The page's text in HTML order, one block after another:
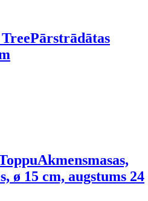
Pārstrādātas
Akmensmasas,
ø 15 cm, augstums 24